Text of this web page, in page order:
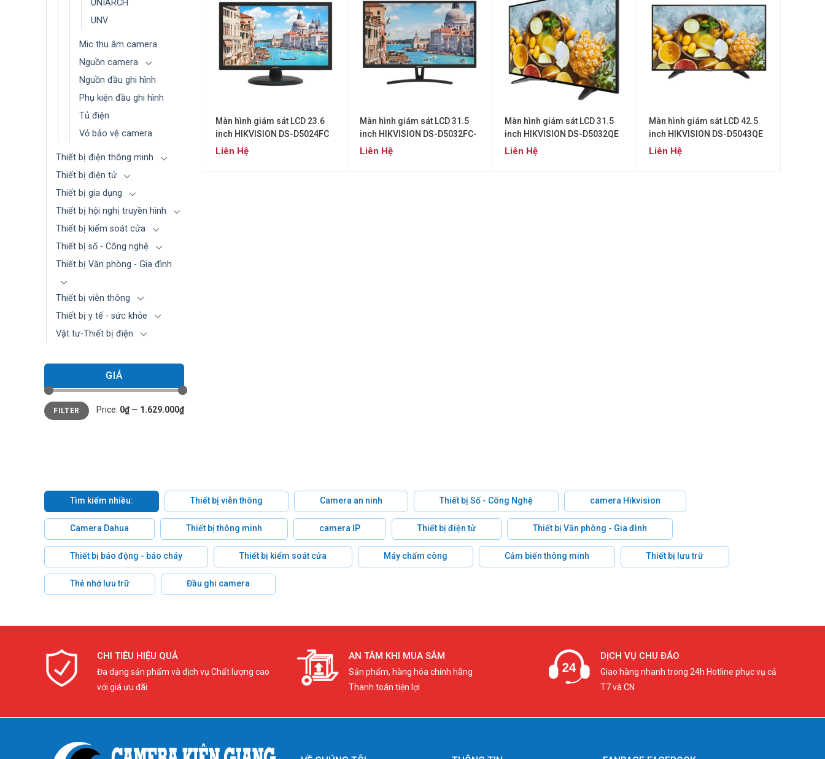
UNIARCH
UNV
Mic thu âm camera
Nguồn camera
Nguồn đầu ghi hình
Phụ kiện đầu ghi hình
Tủ điện
Vỏ bảo vệ camera
Thiết bị điện thông minh
Thiết bị điện tử
Thiết bị gia dụng
Thiết bị hội nghị truyền hình
Thiết bị kiểm soát cửa
Thiết bị số - Công nghệ
Thiết bị Văn phòng - Gia đình
Thiết bị viễn thông
Thiết bị y tế - sức khỏe
Vật tư-Thiết bị điện
GIÁ
Min
price
Max
priceFILTER Price: 0₫ — 1.629.000₫
Màn hình giám sát LCD 23.6
inch HIKVISION DS-D5024FC
Liên Hệ
Màn hình giám sát LCD 31.5
inch HIKVISION DS-D5032FC-
ALiên Hệ
Màn hình giám sát LCD 31.5
inch HIKVISION DS-D5032QE
Liên Hệ
Màn hình giám sát LCD 42.5
inch HIKVISION DS-D5043QE
Liên Hệ
Tìm kiếm nhiều: Thiết bị viễn thông Camera an ninh Thiết bị Số - Công Nghệ camera Hikvision
Camera Dahua Thiết bị thông minh camera IP Thiết bị điện tử Thiết bị Văn phòng - Gia đình
Thiết bị báo động - báo cháy Thiết bị kiểm soát cửa Máy chấm công Cảm biến thông minh Thiết bị lưu trữ
Thẻ nhớ lưu trữ Đầu ghi camera
CHI TIÊU HIỆU QUẢ
Đa dạng sản phẩm và dịch vụ Chất lượng cao
với giá ưu đãi
AN TÂM KHI MUA SẮM
Sản phẩm, hàng hóa chính hãng
Thanh toán tiện lợi
DỊCH VỤ CHU ĐÁO
Giao hàng nhanh trong 24h Hotline phục vụ cả
T7 và CN